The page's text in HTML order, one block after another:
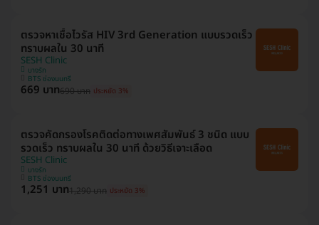
ตรวจหาเชื้อไวรัส HIV 3rd Generation แบบรวดเร็ว
ทราบผลใน 30 นาที
SESH Clinic
บางรัก
BTS ช่องนนทรี
669 บาท690 บาท ประหยัด 3%
ตรวจคัดกรองโรคติดต่อทางเพศสัมพันธ์ 3 ชนิด แบบ
รวดเร็ว ทราบผลใน 30 นาที ด้วยวิธีเจาะเลือด
SESH Clinic
บางรัก
BTS ช่องนนทรี
1,251 บาท1,290 บาท ประหยัด 3%